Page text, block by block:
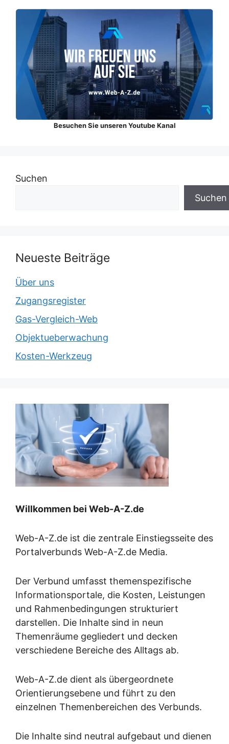
Besuchen Sie unseren Youtube Kanal
Suchen
Suchen
Neueste Beiträge
Über uns
Zugangsregister
Gas-Vergleich-Web
Objektueberwachung
Kosten-Werkzeug
Willkommen bei Web-A-Z.de
Web-A-Z.de ist die zentrale Einstiegsseite des
Portalverbunds Web-A-Z.de Media.
Der Verbund umfasst themenspezifische
Informationsportale, die Kosten, Leistungen
und Rahmenbedingungen strukturiert
darstellen. Die Inhalte sind in neun
Themenräume gegliedert und decken
verschiedene Bereiche des Alltags ab.
Web-A-Z.de dient als übergeordnete
Orientierungsebene und führt zu den
einzelnen Themenbereichen des Verbunds.
Die Inhalte sind neutral aufgebaut und dienen